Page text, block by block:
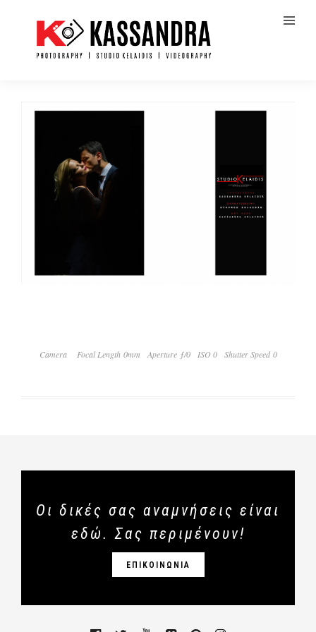
Camera Focal Length 0mm Aperture ƒ/0 ISO 0 Shutter Speed 0
Οι δικές σας αναμνήσεις είναι
εδώ. Σας περιμένουν!
ΕΠΙΚΟΙΝΩΝΙΑ